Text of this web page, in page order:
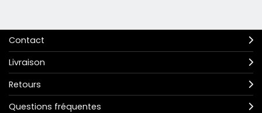
Contact
Livraison
Retours
Questions fréquentes